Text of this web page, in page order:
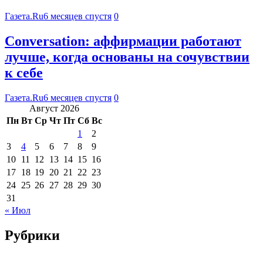
Газета.Ru6 месяцев спустя 0
Conversation: аффирмации работают
лучше, когда основаны на сочувствии
к себе
Газета.Ru6 месяцев спустя 0
Август 2026
Пн Вт Ср Чт Пт Сб Вс
1
2
3
4 5 6 7 8
9
10 11 12 13 14 15 16
17 18 19 20 21 22 23
24 25 26 27 28 29 30
31
« Июл
Рубрики